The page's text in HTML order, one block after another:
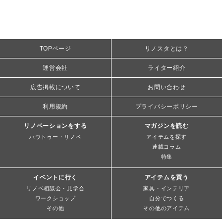
TOPページ リノスタとは？
運営会社 ライター紹介
広告掲載について お問い合わせ
利用規約 プライバシーポリシー
リノベーションをする
ハウトゥー・リノベ
マガジンを読む
アイテムを探す
連載コラム
特集
イベントに行く
リノベ相談会・見学会
ワークショップ
その他
アイテムを買う
家具・インテリア
自分でつくる
その他のアイテム